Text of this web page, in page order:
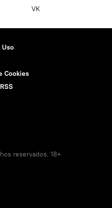
VK
Uso
Cookies
RSS
reservados. 18+